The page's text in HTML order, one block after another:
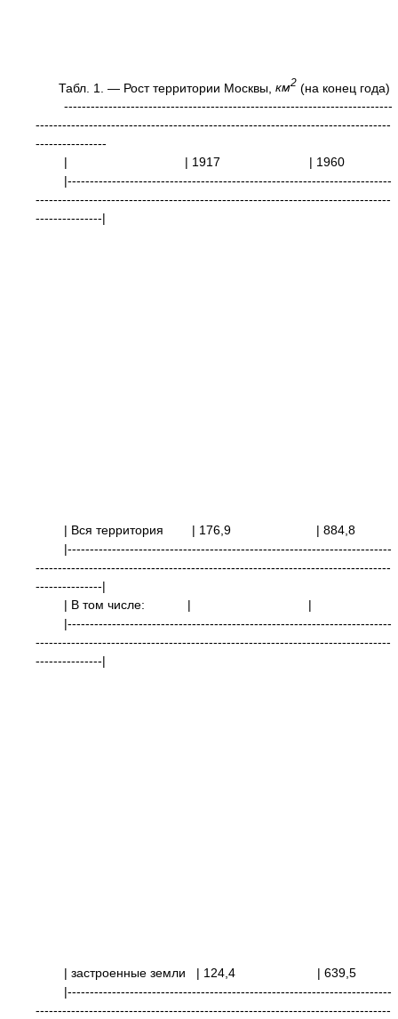
Табл. 1. — Рост территории Москвы, км2 (на конец года)
--------------------------------------------------------------------------
--------------------------------------------------------------------------------
----------------
| | 1917 | 1960 |
|-------------------------------------------------------------------------
--------------------------------------------------------------------------------
---------------|
| Вся территория
| 176,9 |
|-------------------------------------------------------------------------
--------------------------------------------------------------------------------
---------------|
| В том числе:
| |
|-------------------------------------------------------------------------
--------------------------------------------------------------------------------
---------------|
| застроенные земли | 124,4
|
|-------------------------------------------------------------------------
--------------------------------------------------------------------------------